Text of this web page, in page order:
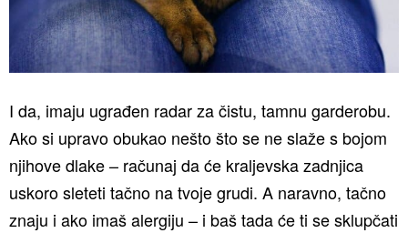
I da, imaju ugrađen radar za čistu, tamnu garderobu.
Ako si upravo obukao nešto što se ne slaže s bojom
njihove dlake – računaj da će kraljevska zadnjica
uskoro sleteti tačno na tvoje grudi. A naravno, tačno
znaju i ako imaš alergiju – i baš tada će ti se sklupčati